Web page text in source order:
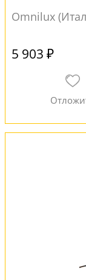
Omnilux
5 903 ₽